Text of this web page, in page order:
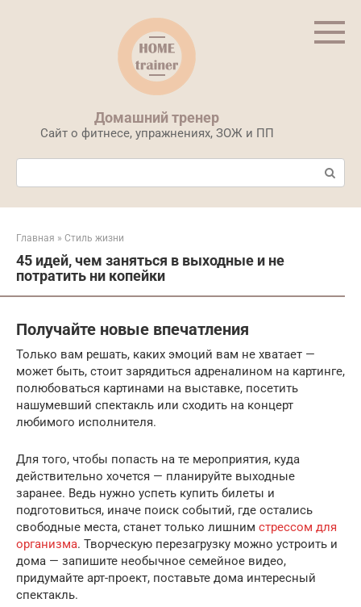
Домашний тренер
Сайт о фитнесе, упражнениях, ЗОЖ и ПП
Поиск:
Главная » Стиль жизни
45 идей, чем заняться в выходные и не
потратить ни копейки
Получайте новые впечатления
Только вам решать, каких эмоций вам не хватает —
может быть, стоит зарядиться адреналином на картинге,
полюбоваться картинами на выставке, посетить
нашумевший спектакль или сходить на концерт
любимого исполнителя.
Для того, чтобы попасть на те мероприятия, куда
действительно хочется — планируйте выходные
заранее. Ведь нужно успеть купить билеты и
подготовиться, иначе поиск событий, где остались
свободные места, станет только лишним стрессом для
организма. Творческую перезагрузку можно устроить и
дома — запишите необычное семейное видео,
придумайте арт-проект, поставьте дома интересный
спектакль.